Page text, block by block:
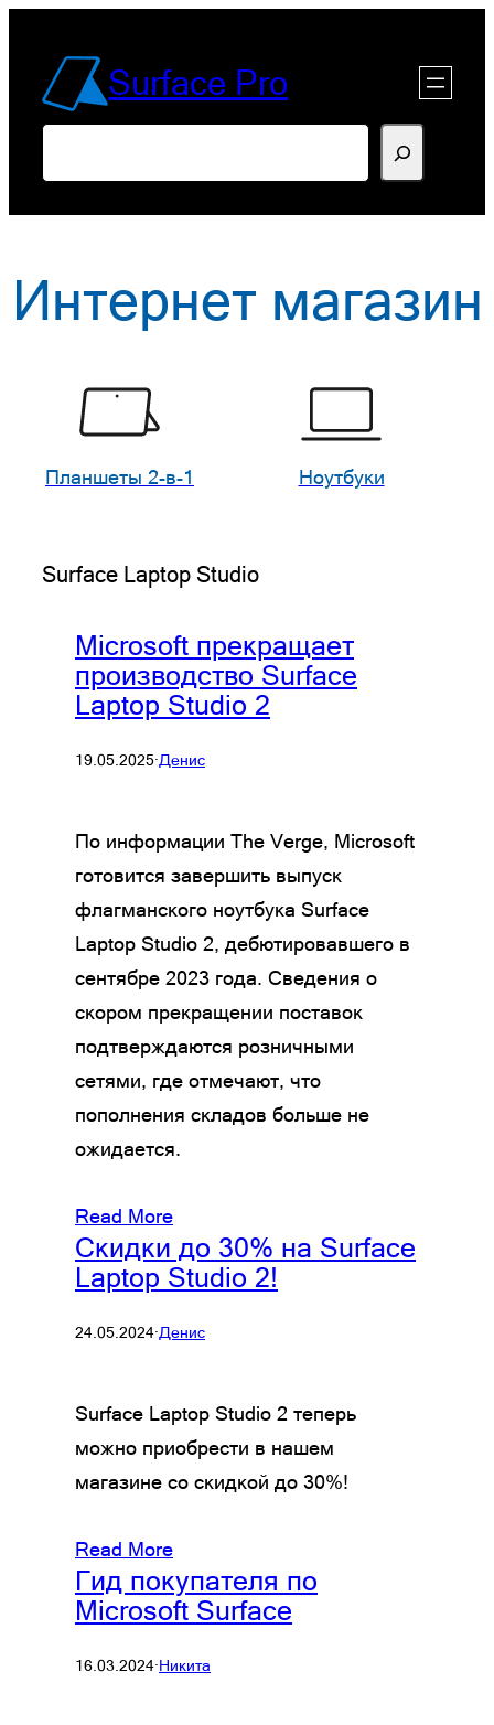
содержимомуSurface Pro
Интернет магазин
Планшеты 2-в-1 Ноутбуки
Surface Laptop Studio
Microsoft прекращает
производство Surface
Laptop Studio 2
19.05.2025·Денис
По информации The Verge, Microsoft
готовится завершить выпуск
флагманского ноутбука Surface
Laptop Studio 2, дебютировавшего в
сентябре 2023 года. Сведения о
скором прекращении поставок
подтверждаются розничными
сетями, где отмечают, что
пополнения складов больше не
ожидается.
Read More
Скидки до 30% на Surface
Laptop Studio 2!
24.05.2024·Денис
Surface Laptop Studio 2 теперь
можно приобрести в нашем
магазине со скидкой до 30%!
Read More
Гид покупателя по
Microsoft Surface
16.03.2024·Никита